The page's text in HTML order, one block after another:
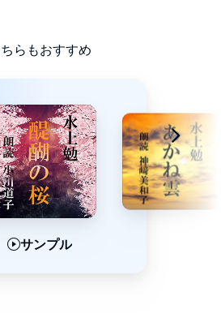
らもおすすめ
サンプル